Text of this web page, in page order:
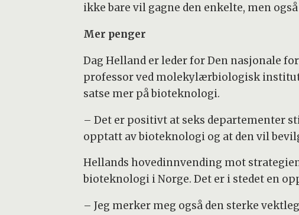
ikke bare vil gagne den enkelte, men
Mer penger
Dag Helland er leder for Den nasjonale
professor ved molekylærbiologisk
satse mer på bioteknologi.
– Det er positivt at seks departementer
opptatt av bioteknologi og at den vil
Hellands hovedinnvending mot
bioteknologi i Norge. Det er i stedet en
– Jeg merker meg også den sterke